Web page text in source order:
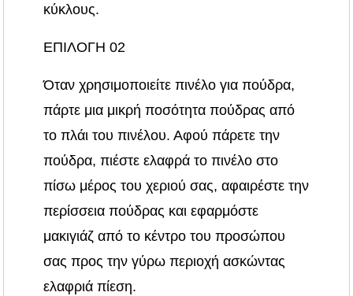
κύκλους.
ΕΠΙΛΟΓΗ 02
Όταν χρησιμοποιείτε πινέλο για πούδρα,
πάρτε μια μικρή ποσότητα πούδρας από
το πλάι του πινέλου. Αφού πάρετε την
πούδρα, πιέστε ελαφρά το πινέλο στο
πίσω μέρος του χεριού σας, αφαιρέστε την
περίσσεια πούδρας και εφαρμόστε
μακιγιάζ από το κέντρο του προσώπου
σας προς την γύρω περιοχή ασκώντας
ελαφριά πίεση.